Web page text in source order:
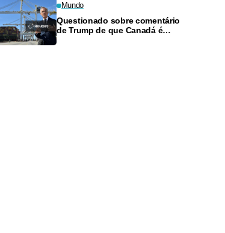
Mundo
Questionado sobre comentário
de Trump de que Canadá é